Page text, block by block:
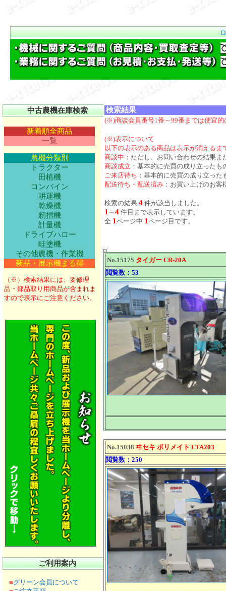
中古農機在庫検索
新着順全商品
一覧
農機分類別
トラクター
田植機
コンバイン
耕運機
乾燥機
籾摺機
計量機
ドライブハロー
畦塗機
その他農機・作業機
新品・展示機まる得
（※）検索結果には、要修理
品・部品取り用商品が含まれま
すので表示にご注意ください。
ご利用案内
■グリーン会員について
検索結果
(※)商談会員番号1番～99番までは便宜
(※)表示について
以下の表示のある商品は表示が消える
商談中 ：ただし、お問い合わせの結果
商談成立 ：基本的に売買の成り立った
ご来店待ち ：基本的に売買の成り立っ
配送待ち・配送済み ：お買い上げのお
検索の結果 4 件が該当しました。
1 ～ 4 件目まで表示しています。
全 1 ページ中 1 ページ目です。
No.15175 タイガー CR-20A
閲覧数：53
No.15038 ヰセキ ポリメイト LTA203
閲覧数：250